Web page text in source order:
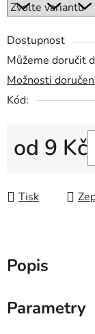
Dostupnost
Můžeme doručit
Možnosti
Kód:
od 9 Kč
Tisk
Popis
Parametry